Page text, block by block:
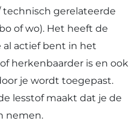
gerelateerde
of wo). Het heeft de
actief bent in het
herkenbaarder is en ook
je wordt toegepast.
lesstof maakt dat je de
nemen.